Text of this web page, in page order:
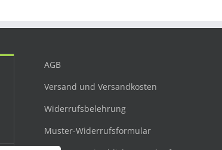
AGB
Versand und Versandkosten
Widerrufsbelehrung
Muster-Widerrufsformular